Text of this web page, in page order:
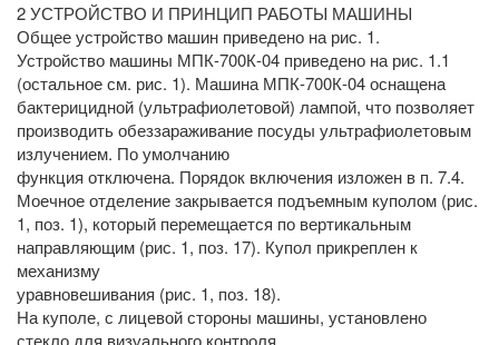
2 УСТРОЙСТВО И ПРИНЦИП РАБОТЫ МАШИНЫ
Общее устройство машин приведено на рис. 1.
Устройство машины МПК-700К-04 приведено на рис. 1.1
(остальное см. рис. 1). Машина МПК-700К-04 оснащена
бактерицидной (ультрафиолетовой) лампой, что позволяет
производить обеззараживание посуды ультрафиолетовым
излучением. По умолчанию
функция отключена. Порядок включения изложен в п. 7.4.
Моечное отделение закрывается подъемным куполом (рис.
1, поз. 1), который перемещается по вертикальным
направляющим (рис. 1, поз. 17). Купол прикреплен к
механизму
уравновешивания (рис. 1, поз. 18).
На куполе, с лицевой стороны машины, установлено
стекло для визуального контроля